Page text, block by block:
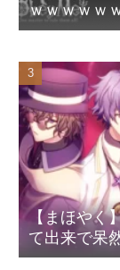
ｗｗｗｗｗ
【まほやく
て出来で呆